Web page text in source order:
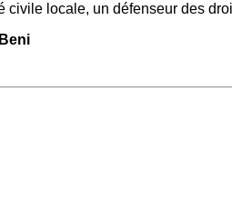
civile locale, un défenseur des